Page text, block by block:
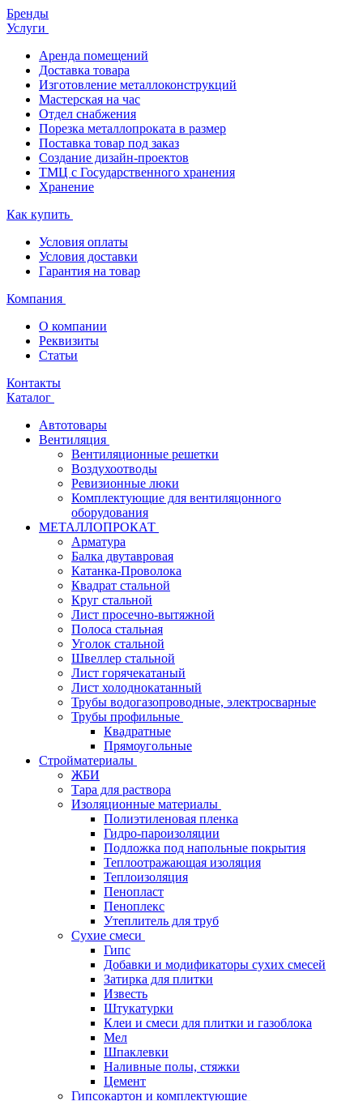
Бренды
Услуги
Аренда помещений
Доставка товара
Изготовление металлоконструкций
Мастерская на час
Отдел снабжения
Порезка металлопроката в размер
Поставка товар под заказ
Создание дизайн-проектов
ТМЦ с Государственного хранения
Хранение
Как купить
Условия оплаты
Условия доставки
Гарантия на товар
Компания
О компании
Реквизиты
Статьи
Контакты
Каталог
Автотовары
Вентиляция
Вентиляционные решетки
Воздухоотводы
Ревизионные люки
Комплектующие для вентиляцонного
оборудования
МЕТАЛЛОПРОКАТ
Арматура
Балка двутавровая
Катанка-Проволока
Квадрат стальной
Круг стальной
Лист просечно-вытяжной
Полоса стальная
Уголок стальной
Швеллер стальной
Лист горячекатаный
Лист холоднокатанный
Трубы водогазопроводные, электросварные
Трубы профильные
Квадратные
Прямоугольные
Стройматериалы
ЖБИ
Тара для раствора
Изоляционные материалы
Полиэтиленовая пленка
Гидро-пароизоляции
Подложка под напольные покрытия
Теплоотражающая изоляция
Теплоизоляция
Пенопласт
Пеноплекс
Утеплитель для труб
Сухие смеси
Гипс
Добавки и модификаторы сухих смесей
Затирка для плитки
Известь
Штукатурки
Клеи и смеси для плитки и газоблока
Мел
Шпаклевки
Наливные полы, стяжки
Цемент
Гипсокартон и комплектующие